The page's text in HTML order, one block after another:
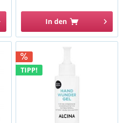
In den
TIPP!